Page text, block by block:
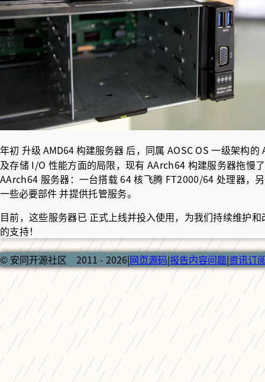
年初 升级 AMD64 构建服务器后，同属 AOSC OS 一级架构的
及存储 I/O 性能方面的局限，现有 AArch64 构建服务器拖慢
AArch64 服务器：一台搭载 64 核飞腾 FT2000/64 处理器，
一些必要部件并提供托管服务。
目前，这些服务器已 正式上线并投入使用，为我们持续维护
的支持！
© 安同开源社区 2011 - 2026|网页源码|报告内容问题|资讯订